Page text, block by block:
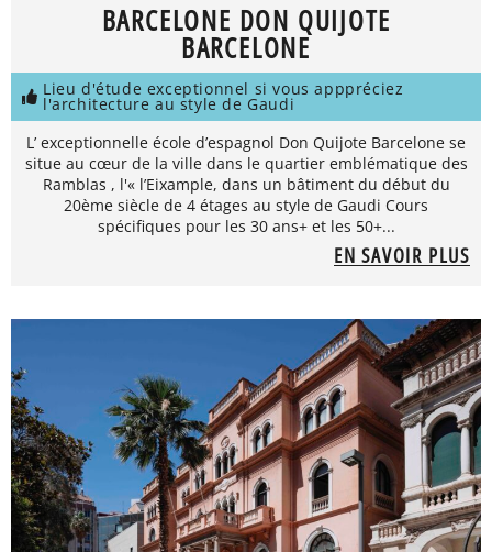
BARCELONE DON QUIJOTE
BARCELONE
Lieu d'étude exceptionnel si vous apppréciez
l'architecture au style de Gaudi
L’ exceptionnelle école d’espagnol Don Quijote Barcelone se
situe au cœur de la ville dans le quartier emblématique des
Ramblas , l'« l’Eixample, dans un bâtiment du début du
20ème siècle de 4 étages au style de Gaudi Cours
spécifiques pour les 30 ans+ et les 50+...
EN SAVOIR PLUS